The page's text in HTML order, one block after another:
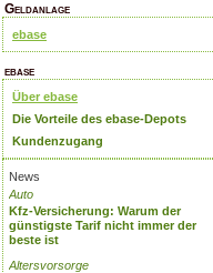
Geldanlage
ebase
ebase
Über ebase
Die Vorteile des ebase-Depots
Kundenzugang
News
Auto
Kfz-Versicherung: Warum der
günstigste Tarif nicht immer der
beste ist
Altersvorsorge